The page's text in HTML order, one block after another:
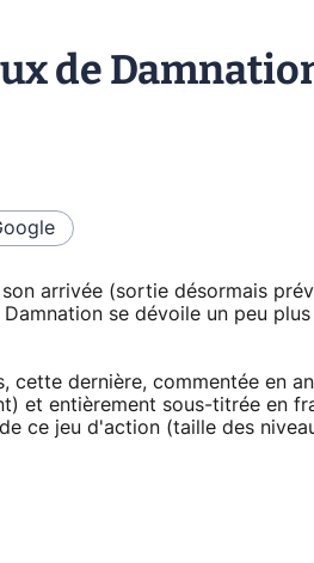
de
arrivée (sortie désormais
se dévoile un peu
cette dernière, commentée en
et entièrement sous-titrée en
ce jeu d'action (taille des